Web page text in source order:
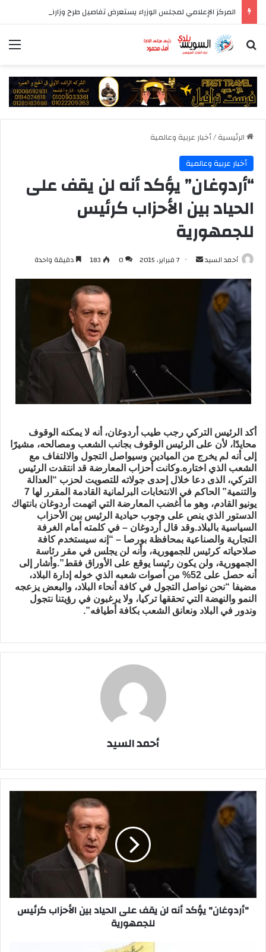
بحث عن
الرئيسية/أخبار عربية وعالمية
أخبار عربية وعالمية
“أردوغان” يؤكد أنه لن يقف على
الحياد بين الأحزاب كرئيس
للجمهورية
أحمد السيد
أرسل 7 فبراير، 2015 0
183 دقيقة واحدة
أكد الرئيس التركي رجب طيب أردوغان، أنه لا يمكنه الوقوف
محايدًا، لأن على الرئيس الوقوف بجانب الشعب ومصالحه، مشيرًا
إلى أنه لم يخرج من الميادين وسيواصل التجول والالتفاف مع
الشعب الذي اختاره.وكانت أحزاب المعارضة قد انتقدت الرئيس
التركي، الذى دعا خلال إحدى جولاته للتصويت لحزب “العدالة
والتنمية” الحاكم في الانتخابات البرلمانية القادمة المقرر لها 7
يونيو القادم، وهو ما أغضب المعارضة التي اتهمت أردوغان بانتهاك
الدستور الذي ينص على وجوب حيادية الرئيس بين الأحزاب
السياسية بالبلاد.وقد قال أردوغان – في كلمته أمام الغرفة
التجارية والصناعية بمحافظة بورصا – “إنه سيستخدم كافة
صلاحياته كرئيس للجمهورية، وأنه لن يجلس في مقر رئاسة
الجمهورية، ولن يكون رئيسا يوقع على الأوراق فقط”.وأشار إلى
أنه حصل على 52% من أصوات شعبه الذي خوله إدارة البلاد،
مضيفا “نحن نواصل التجول في كافة أنحاء البلاد، والبعض يزعجه
النمو والنهضة التي تحققها تركيا، ولا يرغبون في رؤيتنا نتجول
وندور في البلاد ونعانق الشعب بكافة أطيافه”.
أحمد السيد
"أردوغان"
أنه
لن
الحياد
بين
الأحزاب
كرئيس
للجمهورية
"أردوغان" يؤكد أنه لن يقف على الحياد بين الأحزاب كرئيس
للجمهورية